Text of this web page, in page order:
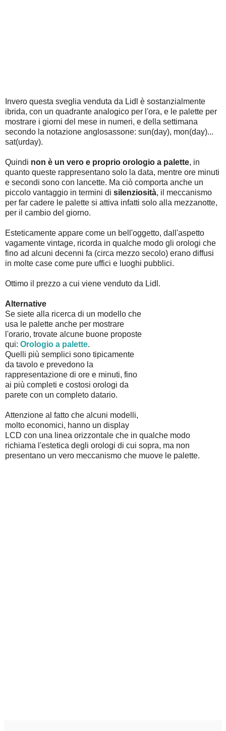
Invero questa sveglia venduta da Lidl è sostanzialmente
ibrida, con un quadrante analogico per l'ora, e le palette per
mostrare i giorni del mese in numeri, e della settimana
secondo la notazione anglosassone: sun(day), mon(day)...
sat(urday).
Quindi non è un vero e proprio orologio a palette, in
quanto queste rappresentano solo la data, mentre ore minuti
e secondi sono con lancette. Ma ciò comporta anche un
piccolo vantaggio in termini di silenziosità, il meccanismo
per far cadere le palette si attiva infatti solo alla mezzanotte,
per il cambio del giorno.
Esteticamente appare come un bell'oggetto, dall'aspetto
vagamente vintage, ricorda in qualche modo gli orologi che
fino ad alcuni decenni fa (circa mezzo secolo) erano diffusi
in molte case come pure uffici e luoghi pubblici.
Ottimo il prezzo a cui viene venduto da Lidl.
Alternative
Se siete alla ricerca di un modello che
usa le palette anche per mostrare
l'orario, trovate alcune buone proposte
qui: Orologio a palette.
Quelli più semplici sono tipicamente
da tavolo e prevedono la
rappresentazione di ore e minuti, fino
ai più completi e costosi orologi da
parete con un completo datario.
Attenzione al fatto che alcuni modelli,
molto economici, hanno un display
LCD con una linea orizzontale che in qualche modo
richiama l'estetica degli orologi di cui sopra, ma non
presentano un vero meccanismo che muove le palette.